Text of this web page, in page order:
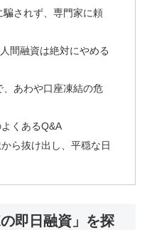
されず、専門家に頼
間融資は絶対にやめる
あわや口座凍結の危
くあるQ&A
ら抜け出し、平穏な日
即日融資」を探